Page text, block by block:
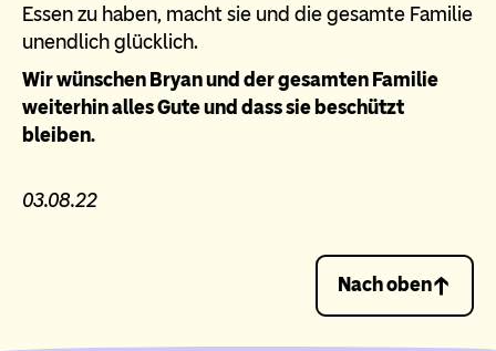
Essen zu haben, macht sie und die gesamte Familie
unendlich glücklich.
Wir wünschen Bryan und der gesamten Familie
weiterhin alles Gute und dass sie beschützt
bleiben.
03.08.22
Nach oben